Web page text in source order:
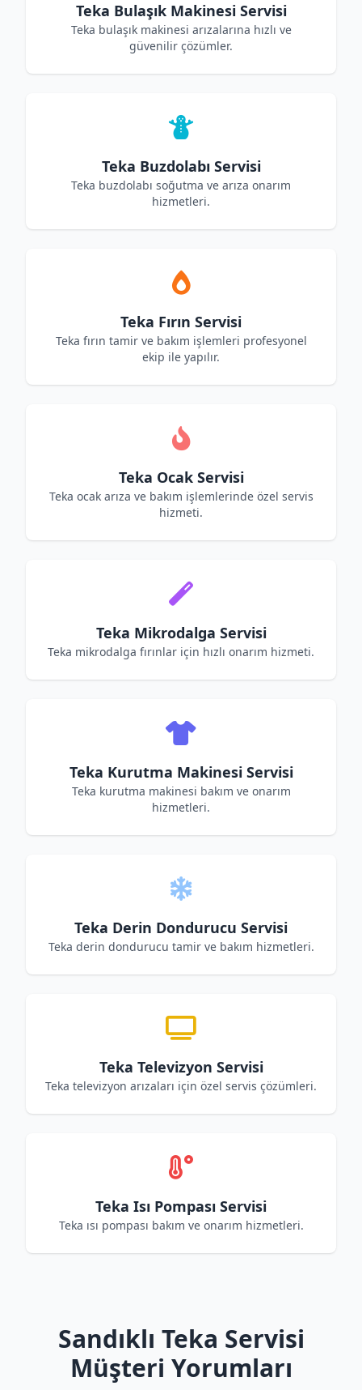
Teka Bulaşık Makinesi Servisi
Teka bulaşık makinesi arızalarına hızlı ve
güvenilir çözümler.
Teka Buzdolabı Servisi
Teka buzdolabı soğutma ve arıza onarım
hizmetleri.
Teka Fırın Servisi
Teka fırın tamir ve bakım işlemleri profesyonel
ekip ile yapılır.
Teka Ocak Servisi
Teka ocak arıza ve bakım işlemlerinde özel servis
hizmeti.
Teka Mikrodalga Servisi
Teka mikrodalga fırınlar için hızlı onarım hizmeti.
Teka Kurutma Makinesi Servisi
Teka kurutma makinesi bakım ve onarım
hizmetleri.
Teka Derin Dondurucu Servisi
Teka derin dondurucu tamir ve bakım hizmetleri.
Teka Televizyon Servisi
Teka televizyon arızaları için özel servis çözümleri.
Teka Isı Pompası Servisi
Teka ısı pompası bakım ve onarım hizmetleri.
Sandıklı Teka Servisi
Müşteri Yorumları